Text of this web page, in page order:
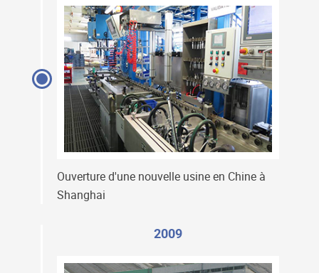
Ouverture d'une nouvelle usine en Chine à
Shanghai
2009